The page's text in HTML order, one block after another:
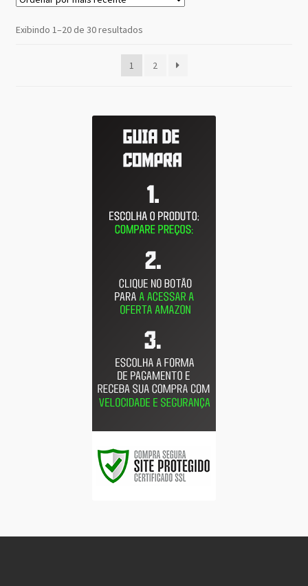
Exibindo 1–20 de 30 resultadosClassificado
recente
1 2